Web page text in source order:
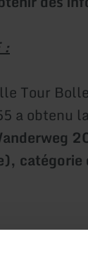
:
Tour
a obtenu la
catégorie